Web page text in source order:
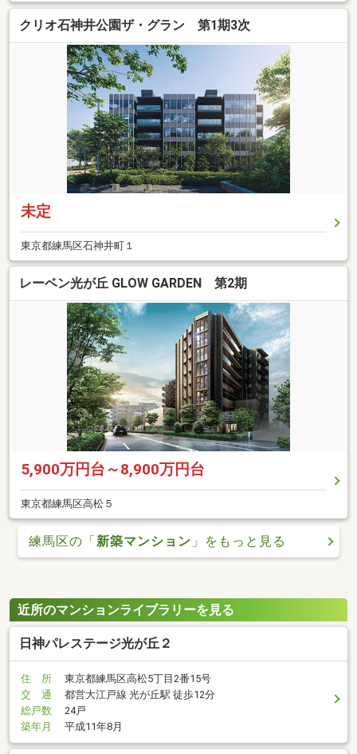
クリオ石神井公園ザ・グラン 第1期3次
未定
東京都練馬区石神井町１
レーベン光が丘 GLOW GARDEN 第2期
5,900万円台～8,900万円台
東京都練馬区高松５
練馬区の「新築マンション 」をもっと見る
近所のマンションライブラリーを見る
日神パレステージ光が丘２
住 所
東京都練馬区高松5丁目2番15号
交 通
都営大江戸線 光が丘駅 徒歩12分
総戸数
24戸
築年月
平成11年8月